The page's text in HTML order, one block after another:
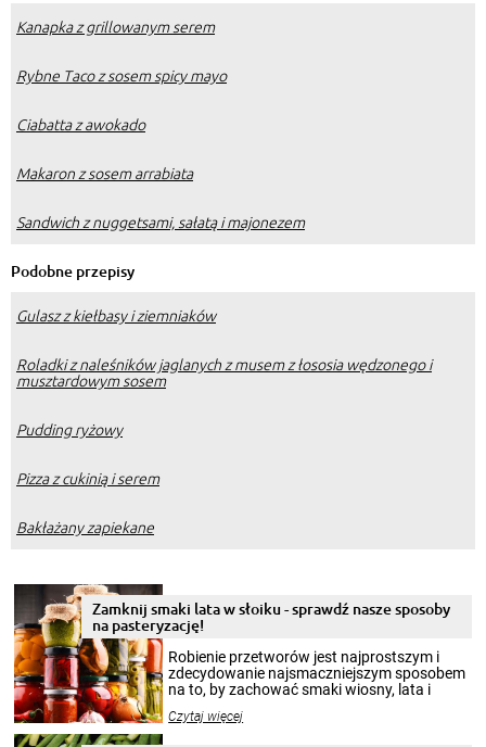
Kanapka z grillowanym serem
Rybne Taco z sosem spicy mayo
Ciabatta z awokado
Makaron z sosem arrabiata
Sandwich z nuggetsami, sałatą i majonezem
Podobne przepisy
Gulasz z kiełbasy i ziemniaków
Roladki z naleśników jaglanych z musem z łososia wędzonego i
musztardowym sosem
Pudding ryżowy
Pizza z cukinią i serem
Bakłażany zapiekane
Zamknij smaki lata w słoiku - sprawdź nasze sposoby
na pasteryzację!
Robienie przetworów jest najprostszym i
zdecydowanie najsmaczniejszym sposobem
na to, by zachować smaki wiosny, lata i
krajobrazów, by cieszyć nimi oko w sezonie
Czytaj więcej